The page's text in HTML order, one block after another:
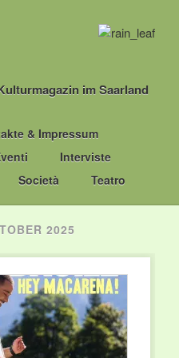
im Saarland
& Impressum
Interviste
Società Teatro
2025